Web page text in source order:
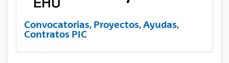
Convocatorias, Proyectos, Ayudas,
Contratos PIC